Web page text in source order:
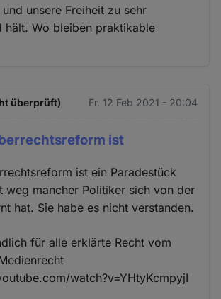
unsere Freiheit zu sehr
hält. Wo bleiben praktikable
überprüft) Fr. 12 Feb 2021 - 20:04
ist
ist ein Paradestück
weg mancher Politiker sich von der
hat. Sie habe es nicht verstanden.
für alle erklärte Recht vom
watch?v=YHtyKcmpyjI